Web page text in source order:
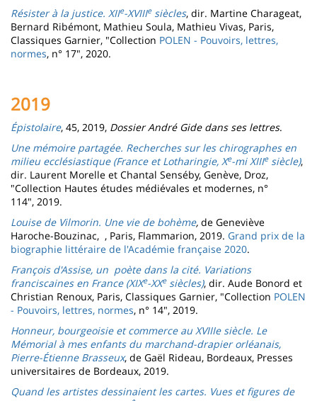
Résister à la justice. XIIe-XVIIIesiècles, dir. Martine Charageat,
Bernard Ribémont, Mathieu Soula, Mathieu Vivas, Paris,
Classiques Garnier, "Collection POLEN - Pouvoirs, lettres,
normes, n° 17", 2020.
2019
Épistolaire, 45, 2019, Dossier André Gide dans ses lettres.
Une mémoire partagée. Recherches sur les chirographes en
milieu ecclésiastique (France et Lotharingie, Xe-mi XIIIesiècle),
dir. Laurent Morelle et Chantal Senséby, Genève, Droz,
"Collection Hautes études médiévales et modernes, n°
114", 2019.
Louise de Vilmorin. Une vie de bohème, de Geneviève
Haroche-Bouzinac, , Paris, Flammarion, 2019. Grand prix de la
biographie littéraire de l'Académie française 2020.
François d'Assise, un poète dans la cité. Variations
franciscaines en France (XIXe-XXesiècles), dir. Aude Bonord et
Christian Renoux, Paris, Classiques Garnier, "Collection POLEN
- Pouvoirs, lettres, normes, n° 14", 2019.
Honneur, bourgeoisie et commerce au XVIIIe siècle. Le
Mémorial à mes enfants du marchand-drapier orléanais,
Pierre-Étienne Brasseux, de Gaël Rideau, Bordeaux, Presses
universitaires de Bordeaux, 2019.
Quand les artistes dessinaient les cartes. Vues et figures de